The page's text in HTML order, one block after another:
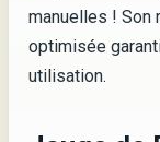
manuelles ! Son
optimisée
utilisation.